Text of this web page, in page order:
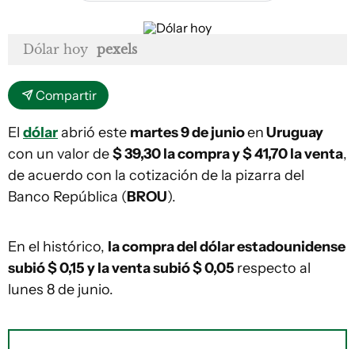
Dólar hoy pexels
Compartir
El dólarabrió este martes 9 de junioenUruguay
con un valor de$ 39,30 la compra y $ 41,70la venta,
de acuerdo con la cotización de la pizarra del
Banco República (BROU).
En el histórico, la compra del dólar estadounidense
subió $ 0,15 y la venta subió $ 0,05 respecto al
lunes 8 de junio.